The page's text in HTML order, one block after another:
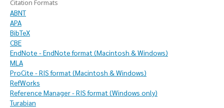
Citation Formats
ABNT
APA
BibTeX
CBE
EndNote - EndNote format (Macintosh & Windows)
MLA
ProCite - RIS format (Macintosh & Windows)
RefWorks
Reference Manager - RIS format (Windows only)
Turabian